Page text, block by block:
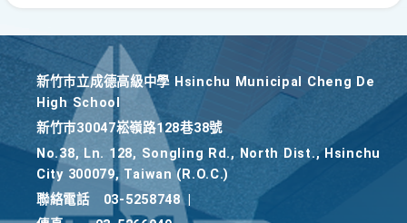
新竹巿立成德高級中學 Hsinchu Municipal Cheng De
High School
新竹巿30047崧嶺路128巷38號
No.38, Ln. 128, Songling Rd., North Dist., Hsinchu
City 300079, Taiwan (R.O.C.)
聯絡電話
03-5258748